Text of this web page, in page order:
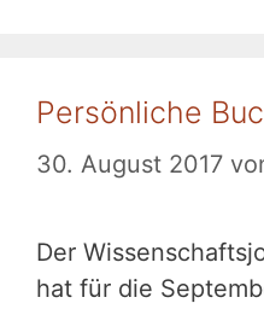
Persönliche
30. August 2017
Der
hat für die